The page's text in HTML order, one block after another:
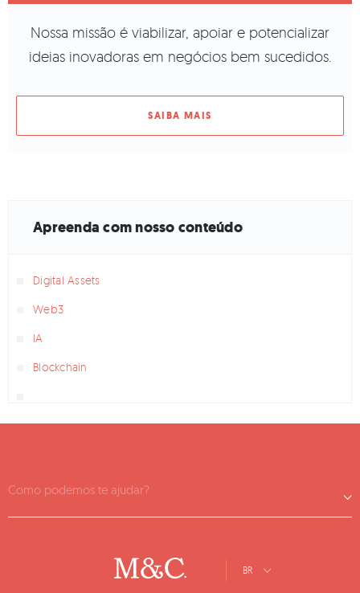
Nossa missão é viabilizar, apoiar e potencializar
ideias inovadoras em negócios bem sucedidos.
SAIBA MAIS
Apreenda com nosso conteúdo
Digital Assets
Web3
IA
Blockchain
Como podemos te ajudar?
BR